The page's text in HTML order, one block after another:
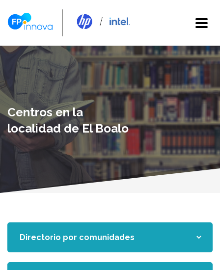
Centros en la
localidad de El Boalo